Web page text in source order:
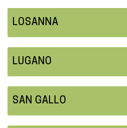
LOSANNA
LUGANO
SAN GALLO